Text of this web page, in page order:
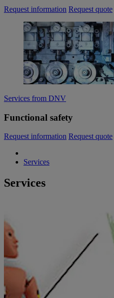
Request information Request quote
Services from DNV
Functional safety
Request information Request quote
Services
Services